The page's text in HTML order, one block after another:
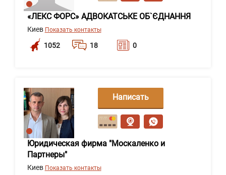
«ЛЕКС ФОРС» АДВОКАТСЬКЕ ОБ`ЄДНАННЯ
Киев Показать контакты
1052 18 0
Юридическая фирма "Москаленко и
Партнеры"
Киев Показать контакты
Написать
сообщение